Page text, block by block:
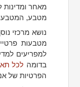
מאחר ומדינות
מטבע,
נושא מרכזי
מטבעות
למפריעים
בדומה לכל
הפרטיות של